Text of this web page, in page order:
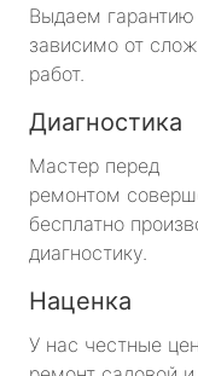
Выдаем
зависимо от
работ.
Диагностика
Мастер перед
ремонтом
бесплатно
диагностику.
Наценка
У нас честные